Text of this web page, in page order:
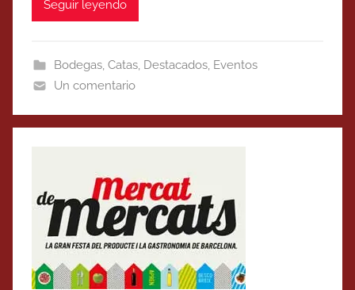
Seguir leyendo
Bodegas, Catas, Destacados, Eventos
Un comentario